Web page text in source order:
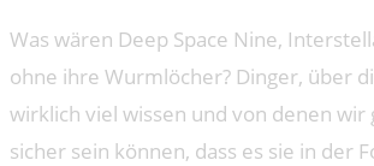
Was wären Deep Space Nine,
ohne ihre Wurmlöcher? Dinger, über
wirklich viel wissen und von denen wir
sicher sein können, dass es sie in der